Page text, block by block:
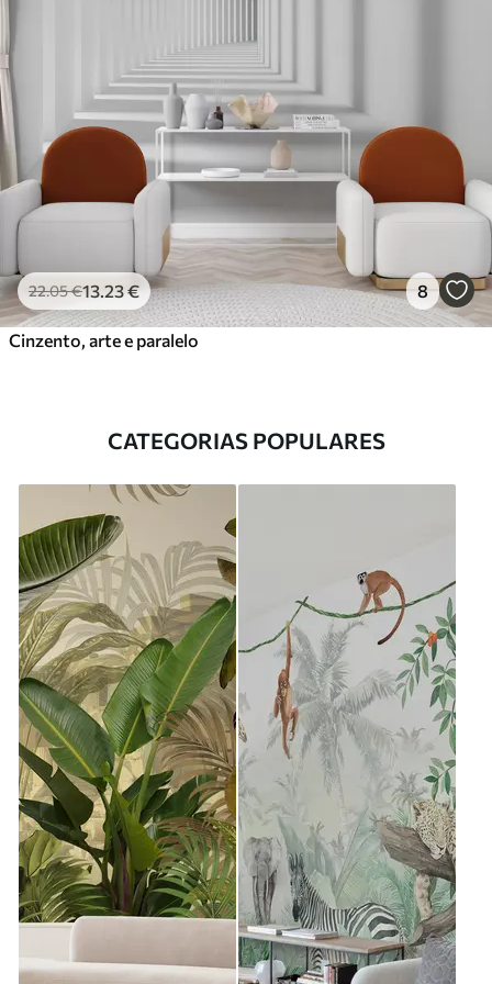
22.05€13.23€ 8
Cinzento, arte e paralelo
CATEGORIAS POPULARES